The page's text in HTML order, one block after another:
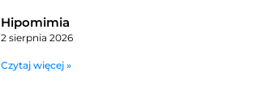
Hipomimia
2 sierpnia 2026
Czytaj więcej »